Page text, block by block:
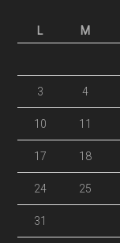
L
M
3 4
10 11
17 18
24 25
31